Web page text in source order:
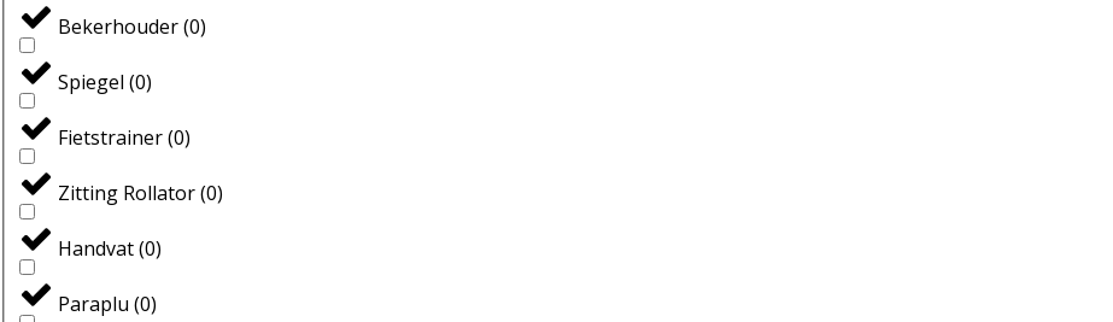
Bekerhouder(0)
Spiegel (0)
Fietstrainer(0)
Zitting Rollator(0)
Handvat(0)
Paraplu (0)